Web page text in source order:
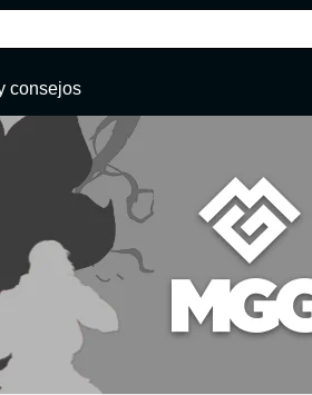
consejos